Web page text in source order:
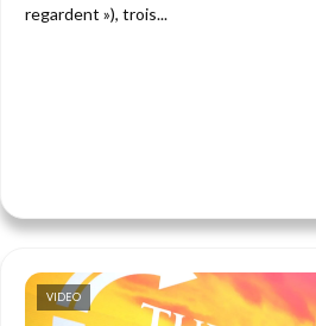
regardent »), trois...
VIDEO